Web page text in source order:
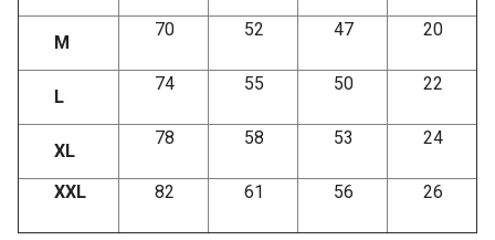
M
70 52 47 20
L
74 55 50 22
XL
78 58 53 24
XXL 82 61 56 26